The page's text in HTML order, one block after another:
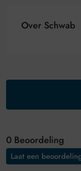
Over Schwab
0 Beoordeling
Laat een